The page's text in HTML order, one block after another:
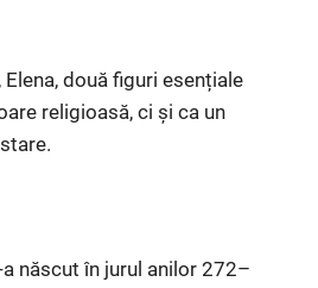
două figuri esențiale
religioasă, ci și ca un
născut în jurul anilor 272–